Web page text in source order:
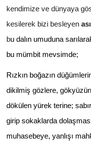
kendimize ve dünyaya
kesilerek bizi besleyen
bu dalın umuduna
bu mümbit mevsimde;
Rızkın boğazın
dikilmiş gözlere,
dökülen yürek terine;
girip sokaklarda
muhasebeye, yanlışı